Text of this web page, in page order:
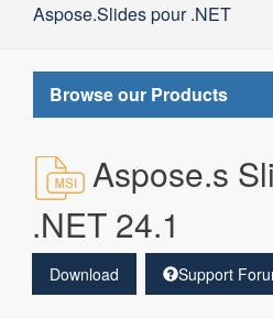
Aspose.Slides pour .NET
Browse our Products
Aspose.s
.NET 24.1
Download Support